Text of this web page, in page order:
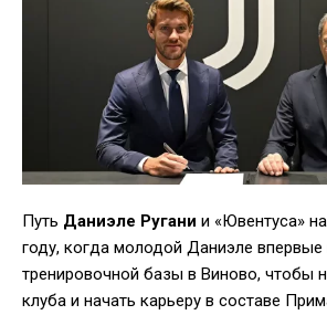
Путь Даниэле Ругани и «Ювентуса»
году, когда молодой Даниэле
тренировочной базы в Виново, чтобы
клуба и начать карьеру в составе